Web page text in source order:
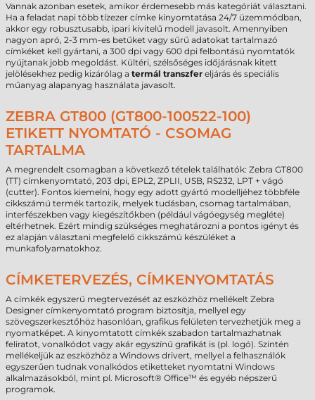
Vannak azonban esetek, amikor érdemesebb más kategóriát választani.
Ha a feladat napi több tízezer címke kinyomtatása 24/7 üzemmódban,
akkor egy robusztusabb, ipari kivitelű modell javasolt. Amennyiben
nagyon apró, 2-3 mm-es betűket vagy sűrű adatokat tartalmazó
címkéket kell gyártani, a 300 dpi vagy 600 dpi felbontású nyomtatók
nyújtanak jobb megoldást. Kültéri, szélsőséges időjárásnak kitett
jelölésekhez pedig kizárólag a termál transzfer eljárás és speciális
műanyag alapanyag használata javasolt.
ZEBRA GT800 (GT800-100522-100)
ETIKETT NYOMTATÓ - CSOMAG
TARTALMA
A megrendelt csomagban a következő tételek találhatók: Zebra GT800
(TT) címkenyomtató, 203 dpi, EPL2, ZPLII, USB, RS232, LPT + vágó
(cutter). Fontos kiemelni, hogy egy adott gyártó modelljéhez többféle
cikkszámú termék tartozik, melyek tudásban, csomag tartalmában,
interfészekben vagy kiegészítőkben (például vágóegység megléte)
eltérhetnek. Ezért mindig szükséges meghatározni a pontos igényt és
ez alapján választani megfelelő cikkszámú készüléket a
munkafolyamatokhoz.
CÍMKETERVEZÉS, CÍMKENYOMTATÁS
A címkék egyszerű megtervezését az eszközhöz mellékelt Zebra
Designer címkenyomtató program biztosítja, mellyel egy
szövegszerkesztőhöz hasonlóan, grafikus felületen tervezhetjük meg a
nyomatképet. A kinyomtatott címkék szabadon tartalmazhatnak
feliratot, vonalkódot vagy akár egyszínű grafikát is (pl. logó). Szintén
mellékeljük az eszközhöz a Windows drivert, mellyel a felhasználók
egyszerűen tudnak vonalkódos etiketteket nyomtatni Windows
alkalmazásokból, mint pl. Microsoft® Office™ és egyéb népszerű
programok.